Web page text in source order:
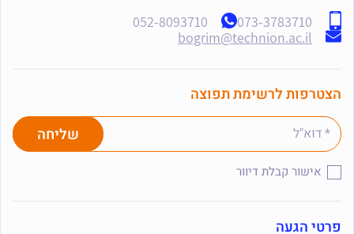
פרטי הגעה
073-3783710
052-8093710
bogrim@technion.ac.il
הצטרפות לרשימת תפוצה
אישור קבלת דיוור